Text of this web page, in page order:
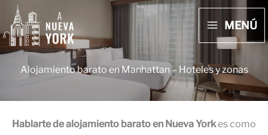
contenido
MAIN
MENU
MENÚ
Alojamiento barato en Manhattan – Hoteles y zonas
Hablarte de alojamiento barato en Nueva Yorkes como